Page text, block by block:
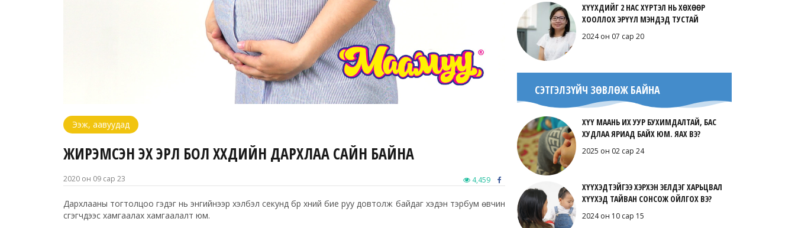
Ээж, аавуудад
ЖИРЭМСЭН ЭХ ЭРҮҮЛ БОЛ ХҮҮХДИЙН ДАРХЛАА САЙН БАЙНА
2020 он 09 сар 23 4,459
Дархлааны тогтолцоо гэдэг нь энгийнээр хэлбэл секунд бүр хүний бие руу довтолж байдаг хэдэн тэрбум өвчин
үүсгэгчдээс хамгаалах хамгаалалт юм.
ХҮҮХДИЙГ 2 НАС ХҮРТЭЛ НЬ ХӨХӨӨР
ХООЛЛОХ ЭРҮҮЛ МЭНДЭД ТУСТАЙ
2024 он 07 сар 20
СЭТГЭЛЗҮЙЧ ЗӨВЛӨЖ БАЙНА
ХҮҮ МААНЬ ИХ УУР БУХИМДАЛТАЙ, БАС
ХУДЛАА ЯРИАД БАЙХ ЮМ. ЯАХ ВЭ?
2025 он 02 сар 24
ХҮҮХЭДТЭЙГЭЭ ХЭРХЭН ЭЕЛДЭГ ХАРЬЦВАЛ
ХҮҮХЭД ТАЙВАН СОНСОЖ ОЙЛГОХ ВЭ?
2024 он 10 сар 15